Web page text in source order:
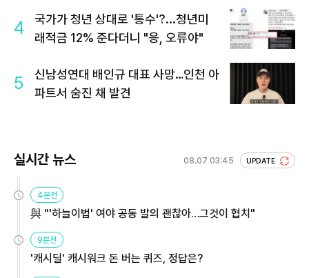
4
국가가 청년 상대로 '통수'?...청년미
래적금 12% 준다더니 "응, 오류야"
5
신남성연대 배인규 대표 사망…인천 아
파트서 숨진 채 발견
실시간 뉴스 08.07 03:45 UPDATE
4분전
與 "'하늘이법' 여야 공동 발의 괜찮아…그것이 협치"
9분전
'캐시딜' 캐시워크 돈 버는 퀴즈, 정답은?